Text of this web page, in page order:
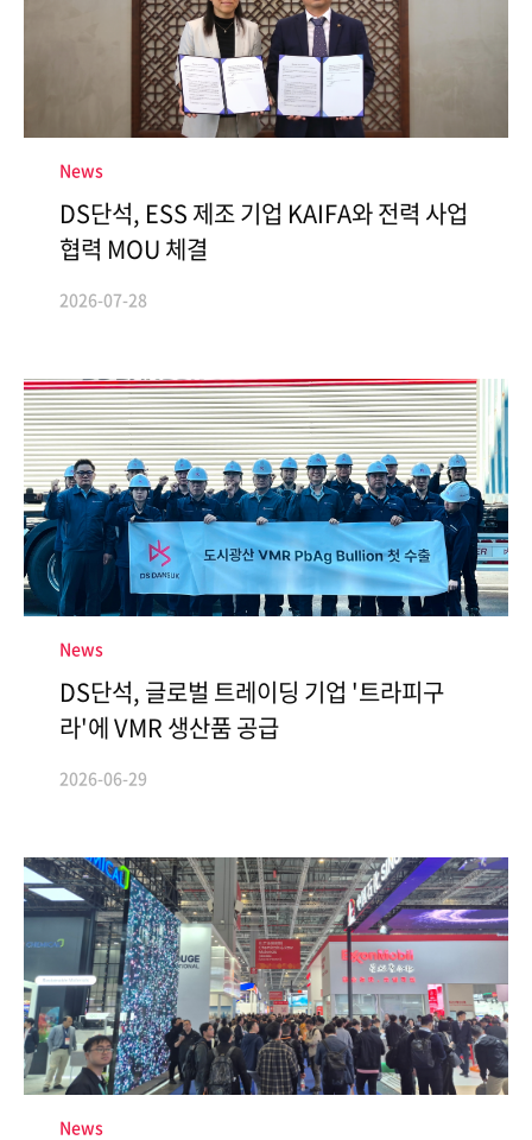
ESG Management
Social
Governance
Report
Brochures
Contact
News
DS단석, ESS 제조 기업 KAIFA와 전력 사업
협력 MOU 체결
2026-07-28
News
DS단석, 글로벌 트레이딩 기업 '트라피구
라'에 VMR 생산품 공급
2026-06-29
News